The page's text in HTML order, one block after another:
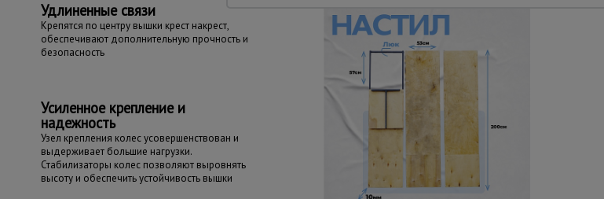
Удлиненные связи
Крепятся по центру вышки крест накрест,
обеспечивают дополнительную прочность и
безопасность
Усиленное крепление и
надежность
Узел крепления колес усовершенствован и
выдерживает большие нагрузки.
Стабилизаторы колес позволяют выровнять
высоту и обеспечить устойчивость вышки